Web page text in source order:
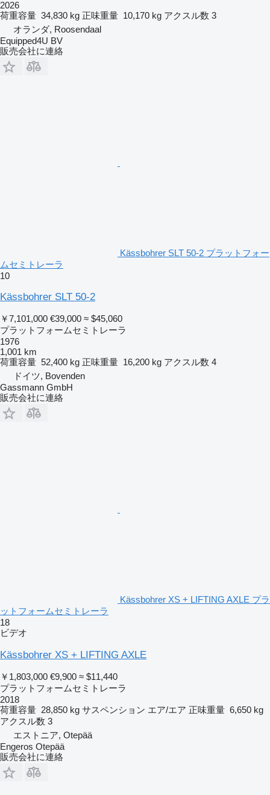
2026
荷重容量 34,830 kg 正味重量 10,170 kg アクスル数 3
オランダ, Roosendaal
Equipped4U BV
販売会社に連絡
Kässbohrer SLT 50-2 プラットフォー
ムセミトレーラ
10
Kässbohrer SLT 50-2
￥7,101,000 €39,000 ≈ $45,060
プラットフォームセミトレーラ
1976
1,001 km
荷重容量 52,400 kg 正味重量 16,200 kg アクスル数 4
ドイツ, Bovenden
Gassmann GmbH
販売会社に連絡
Kässbohrer XS + LIFTING AXLE プラ
ットフォームセミトレーラ
18
ビデオ
Kässbohrer XS + LIFTING AXLE
￥1,803,000 €9,900 ≈ $11,440
プラットフォームセミトレーラ
2018
荷重容量 28,850 kg サスペンション エア/エア 正味重量 6,650 kg
アクスル数 3
エストニア, Otepää
Engeros Otepää
販売会社に連絡